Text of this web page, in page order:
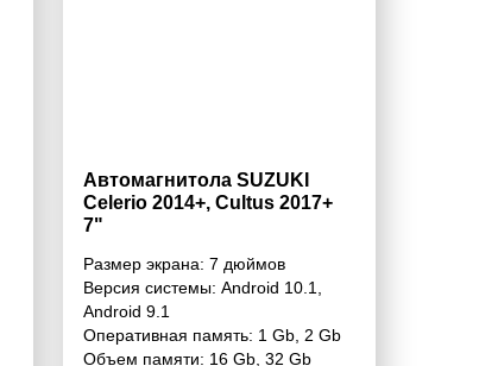
Автомагнитола SUZUKI
Celerio 2014+, Cultus 2017+
7"
Размер экрана: 7 дюймов
Версия системы: Android 10.1
Android 9.1
Оперативная память: 1 Gb 2 Gb
Объем памяти: 16 Gb 32 Gb